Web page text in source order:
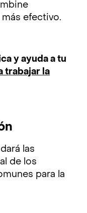
efectivo.
y ayuda a tu
trabajar la
las
de los
para la